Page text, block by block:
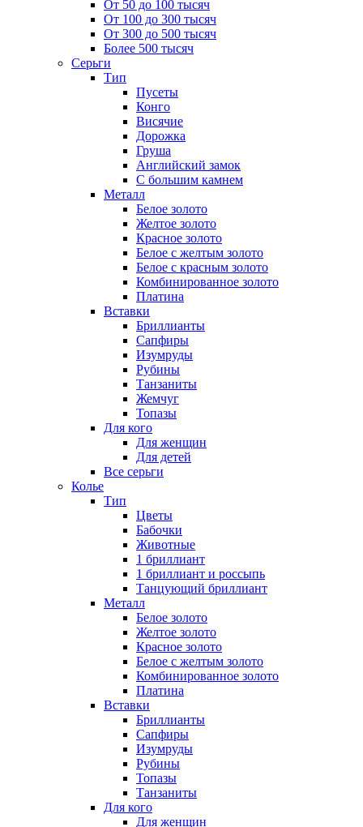
От 50 до 100 тысяч
От 100 до 300 тысяч
От 300 до 500 тысяч
Более 500 тысяч
Серьги
Тип
Пусеты
Конго
Висячие
Дорожка
Груша
Английский замок
С большим камнем
Металл
Белое золото
Желтое золото
Красное золото
Белое с желтым золото
Белое с красным золото
Комбинированное золото
Платина
Вставки
Бриллианты
Сапфиры
Изумруды
Рубины
Танзаниты
Жемчуг
Топазы
Для кого
Для женщин
Для детей
Все серьги
Колье
Тип
Цветы
Бабочки
Животные
1 бриллиант
1 бриллиант и россыпь
Танцующий бриллиант
Металл
Белое золото
Желтое золото
Красное золото
Белое с желтым золото
Комбинированное золото
Платина
Вставки
Бриллианты
Сапфиры
Изумруды
Рубины
Топазы
Танзаниты
Для кого
Для женщин